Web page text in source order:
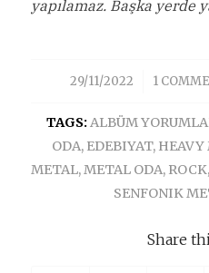
yapılamaz. Başka yerde
29/11/2022
/ 1 /
TAGS:ALBÜM
ODA, EDEBIYAT, HEAVY
METAL,METAL ODA, ROCK,
SENFONIK
Share